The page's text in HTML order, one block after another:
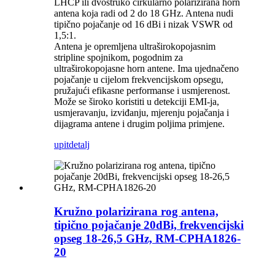
LHCP ili dvostruko cirkularno polarizirana horn
antena koja radi od 2 do 18 GHz. Antena nudi
tipično pojačanje od 16 dBi i nizak VSWR od
1,5:1.
Antena je opremljena ultraširokopojasnim
stripline spojnikom, pogodnim za
ultraširokopojasne horn antene. Ima ujednačeno
pojačanje u cijelom frekvencijskom opsegu,
pružajući efikasne performanse i usmjerenost.
Može se široko koristiti u detekciji EMI-ja,
usmjeravanju, izviđanju, mjerenju pojačanja i
dijagrama antene i drugim poljima primjene.
upitdetalj
Kružno polarizirana rog antena,
tipično pojačanje 20dBi, frekvencijski
opseg 18-26,5 GHz, RM-CPHA1826-
20